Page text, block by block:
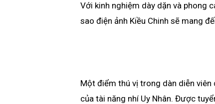
Với kinh nghiệm dày dặn và phong
sao điện ảnh Kiều Chinh sẽ mang
Một điểm thú vị trong dàn diễn viên
của tài năng nhí Uy Nhân. Được